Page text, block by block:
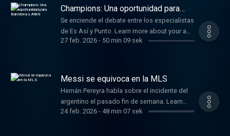
Champions: Una oportunidad para
Barcelona y Atleti
Se enciende el debate entre los especialistas
de Es Así y Punto. Learn more about your ad
choices. Visit
27 feb. 2026- 50 min 09 sek
Messi se equivoca en la MLS
Hernán Pereyra habla sobre el incidente del
argentino el pasado fin de semana. Learn
more about your ad choices. Visit
24 feb. 2026- 48 min 07 sek